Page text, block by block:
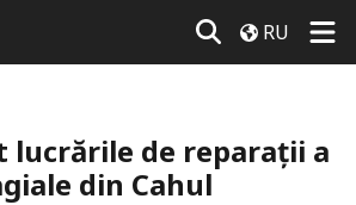
RU
lucrările de reparații a
din Cahul